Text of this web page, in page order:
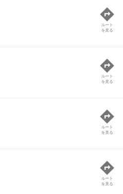
ルート
を見る
ルート
を見る
ルート
を見る
ルート
を見る